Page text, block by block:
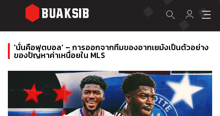
'นั่นคือฟุตบอล' – การออกจากทีมของอากเยมังเป็นตัวอย่าง
ของปัญหาค่าเหนื่อยใน MLS